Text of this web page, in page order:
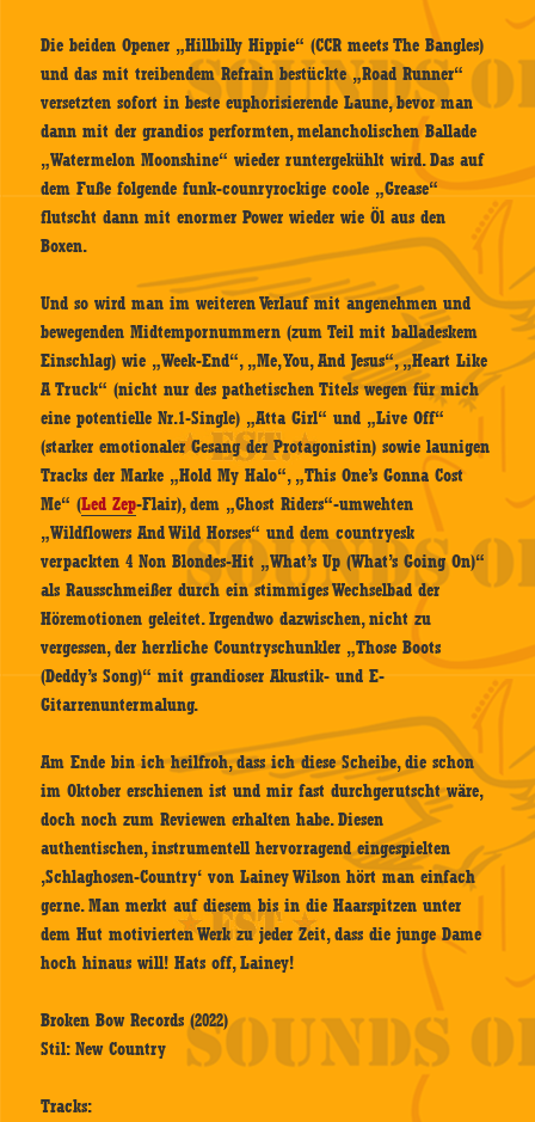
Die beiden Opener „Hillbilly Hippie“ (CCR meets The Bangles)
und das mit treibendem Refrain bestückte „Road Runner“
versetzten sofort in beste euphorisierende Laune, bevor man
dann mit der grandios performten, melancholischen Ballade
„Watermelon Moonshine“ wieder runtergekühlt wird. Das auf
dem Fuße folgende funk-counryrockige coole „Grease“
flutscht dann mit enormer Power wieder wie Öl aus den
Boxen.
Und so wird man im weiteren Verlauf mit angenehmen und
bewegenden Midtempornummern (zum Teil mit balladeskem
Einschlag) wie „Week-End“, „Me, You, And Jesus“, „Heart Like
A Truck“ (nicht nur des pathetischen Titels wegen für mich
eine potentielle Nr.1-Single) „Atta Girl“ und „Live Off“
(starker emotionaler Gesang der Protagonistin) sowie launigen
Tracks der Marke „Hold My Halo“, „This One’s Gonna Cost
Me“ (Led Zep-Flair), dem „Ghost Riders“-umwehten
„Wildflowers And Wild Horses“ und dem countryesk
verpackten 4 Non Blondes-Hit „What’s Up (What’s Going On)“
als Rausschmeißer durch ein stimmiges Wechselbad der
Höremotionen geleitet. Irgendwo dazwischen, nicht zu
vergessen, der herrliche Countryschunkler „Those Boots
(Deddy’s Song)“ mit grandioser Akustik- und E-
Gitarrenuntermalung.
Am Ende bin ich heilfroh, dass ich diese Scheibe, die schon
im Oktober erschienen ist und mir fast durchgerutscht wäre,
doch noch zum Reviewen erhalten habe. Diesen
authentischen, instrumentell hervorragend eingespielten
‚Schlaghosen-Country‘ von Lainey Wilson hört man einfach
gerne. Man merkt auf diesem bis in die Haarspitzen unter
dem Hut motivierten Werk zu jeder Zeit, dass die junge Dame
hoch hinaus will! Hats off, Lainey!
Broken Bow Records (2022)
Stil: New Country
Tracks: